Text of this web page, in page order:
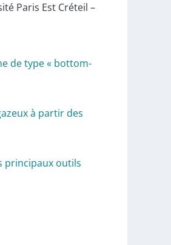
Paris Est Créteil –
de type « bottom-
à partir des
principaux outils